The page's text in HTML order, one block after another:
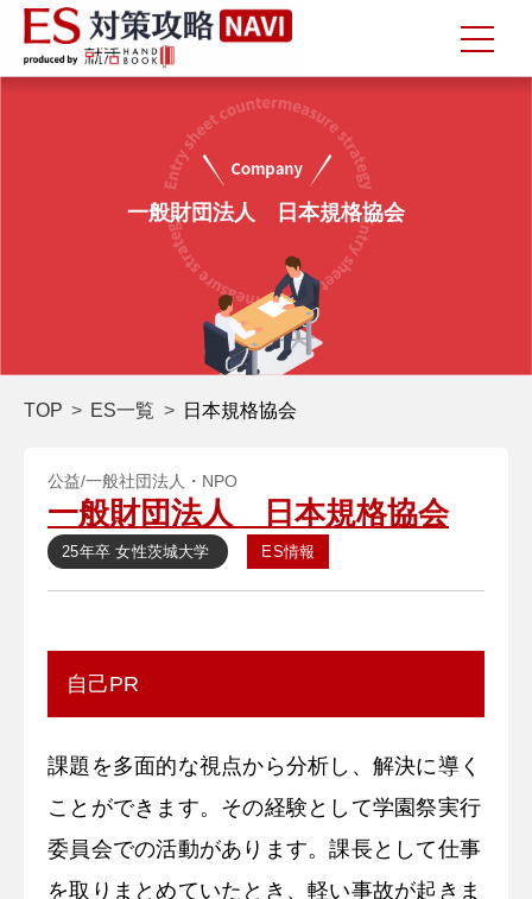
一般財団法人 日本規格協会
TOP ES一覧 日本規格協会
公益/一般社団法人・NPO
一般財団法人 日本規格協会
25年卒 女性茨城大学 ES情報
自己PR
課題を多面的な視点から分析し、解決に導く
ことができます。その経験として学園祭実行
委員会での活動があります。課長として仕事
を取りまとめていたとき、軽い事故が起きま